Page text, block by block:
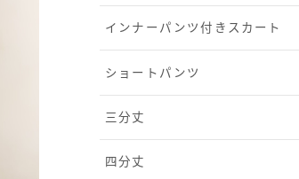
インナーパンツ付きスカート
ショートパンツ
三分丈
四分丈